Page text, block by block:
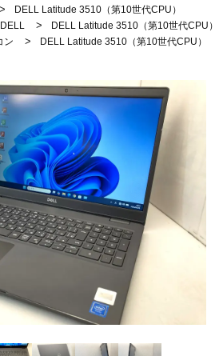
>
DELL Latitude 3510（第10世代CPU）
DELL >
DELL Latitude 3510（第10世代CPU）
ン > DELL Latitude 3510（第10世代CPU）